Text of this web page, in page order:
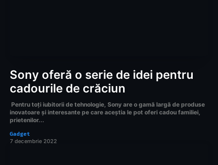
Sony oferă o serie de idei pentru
cadourile de crăciun
Pentru toți iubitorii de tehnologie, Sony are o gamă largă de produse
inovatoare și interesante pe care aceștia le pot oferi cadou familiei,
prietenilor...
Gadget
7 decembrie 2022